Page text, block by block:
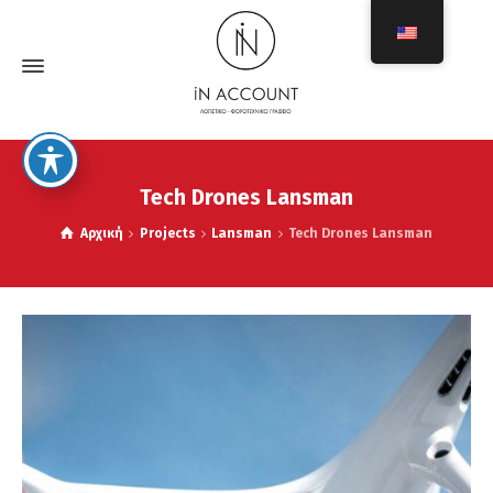
Tech Drones Lansman
Αρχική Projects Lansman Tech Drones Lansman